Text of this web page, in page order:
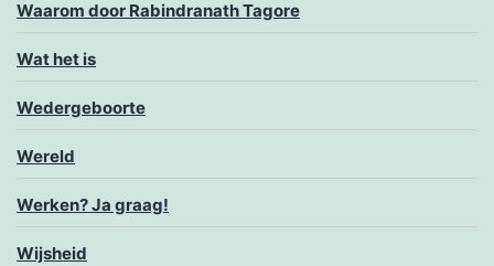
Waarom door Rabindranath Tagore
Wat het is
Wedergeboorte
Wereld
Werken? Ja graag!
Wijsheid